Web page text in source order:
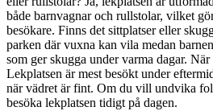
både barnvagnar och rullstolar, vilket
besökare. Finns det sittplatser eller
parken där vuxna kan vila medan
som ger skugga under varma dagar. När
Lekplatsen är mest besökt under
när vädret är fint. Om du vill undvika
besöka lekplatsen tidigt på dagen.